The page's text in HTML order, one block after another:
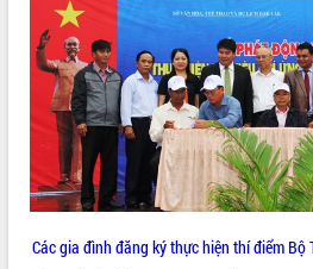
VĂN BẢN HĐND TỈNH
ĐIỂM TIN VĂN BẢN
QUY HOẠCH - KẾ HOẠCH
Các gia đình đăng ký thực hiện thí điểm